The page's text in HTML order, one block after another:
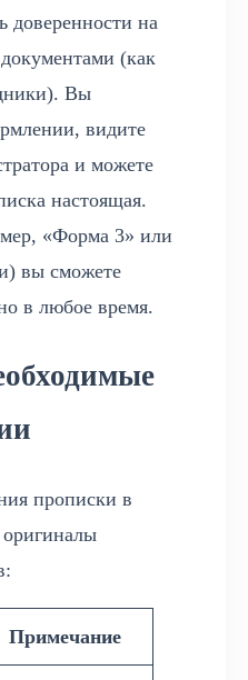
доверенности на
(как
Вы
видите
и можете
настоящая.
«Форма 3» или
вы сможете
в любое время.
прописки в
Примечание